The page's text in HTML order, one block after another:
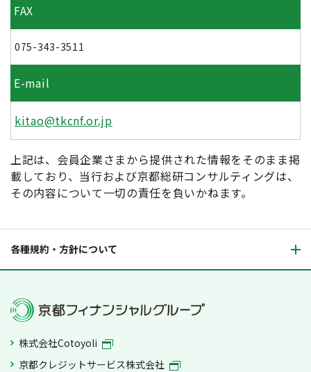
FAX
075-343-3511
E-mail
kitao@tkcnf.or.jp
上記は、会員企業さまから提供された情報をそのまま掲
載しており、当行および京都総研コンサルティングは、
その内容について一切の責任を負いかねます。
各種規約・方針について
株式会社Cotoyoli
京都クレジットサービス株式会社